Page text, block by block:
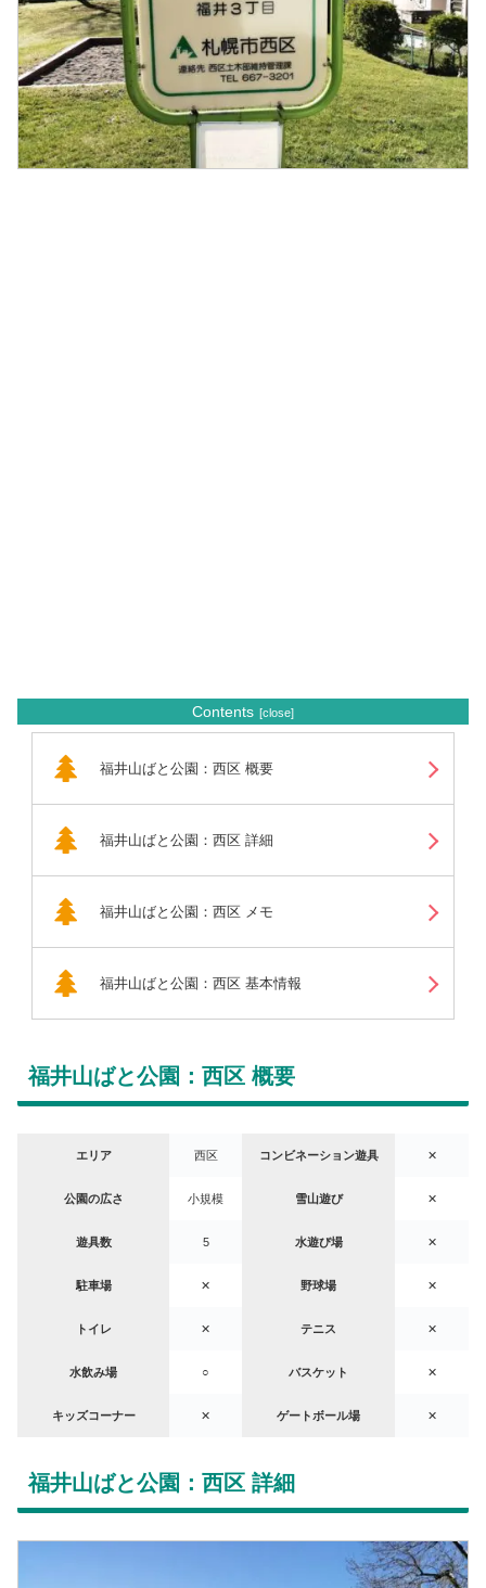
Contents
福井山ばと公園：西区 概要
福井山ばと公園：西区 詳細
福井山ばと公園：西区 メモ
福井山ばと公園：西区 基本情報
福井山ばと公園：西区 概要
エリア 西区 コンビネーション遊具 ✕
公園の広さ 小規模 雪山遊び ✕
遊具数 5 水遊び場 ✕
駐車場 ✕ 野球場 ✕
トイレ ✕ テニス ✕
水飲み場 ○ バスケット ✕
キッズコーナー ✕ ゲートボール場 ✕
福井山ばと公園：西区 詳細